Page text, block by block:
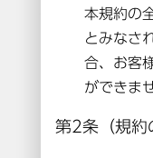
本コンテ